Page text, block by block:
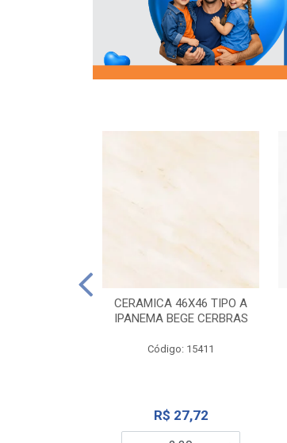
CERAMICA 46X46 TIPO A
IPANEMA BEGE CERBRAS
Código: 15411
R$ 27,72